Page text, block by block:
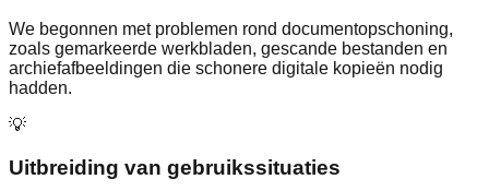
We begonnen met problemen rond documentopschoning,
zoals gemarkeerde werkbladen, gescande bestanden en
archiefafbeeldingen die schonere digitale kopieën nodig
hadden.
💡
Uitbreiding van gebruikssituaties